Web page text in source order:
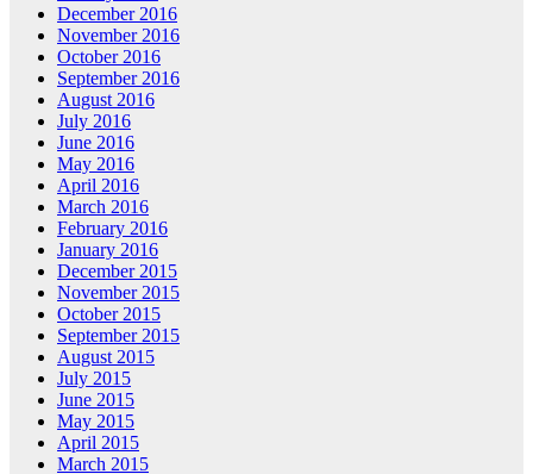
December 2016
November 2016
October 2016
September 2016
August 2016
July 2016
June 2016
May 2016
April 2016
March 2016
February 2016
January 2016
December 2015
November 2015
October 2015
September 2015
August 2015
July 2015
June 2015
May 2015
April 2015
March 2015